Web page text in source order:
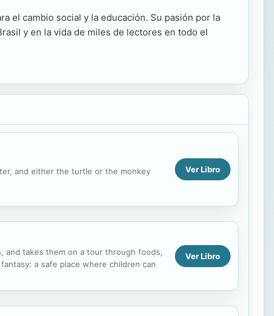
el cambio social y la educación. Su pasión por la
y en la vida de miles de lectores en todo el
and either the turtle or the monkey Ver Libro
and takes them on a tour through foods,
a safe place where children can
Ver Libro